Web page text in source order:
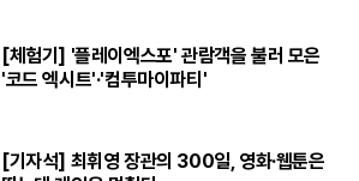
[체험기] '플레이엑스포' 관람객을 불러 모은
'코드 엑시트'·'컴투마이파티'
[기자석] 최휘영 장관의 300일, 영화·웹툰은